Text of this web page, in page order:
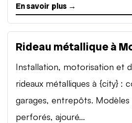
En savoir plus →
Rideau métallique à
Installation, motorisation et
rideaux métalliques à {city} :
garages, entrepôts.
perforés, ajouré...